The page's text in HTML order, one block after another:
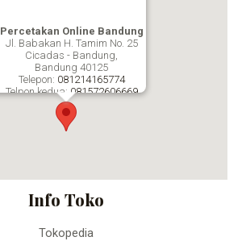
Percetakan Online Bandung
Jl. Babakan H. Tamim No. 25
Cicadas - Bandung,
Bandung 40125
Telepon: 081214165774
Telpon kedua: 081572606669
Percetakan Online Bandung
Info Toko
Tokopedia